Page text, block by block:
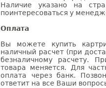
Наличие указано на
поинтересоваться у
Оплата
Вы можете купить
наличный расчет (при
безналичному расчету.
товара меняется. Для
оплата через банк.
ответит на все Ваши